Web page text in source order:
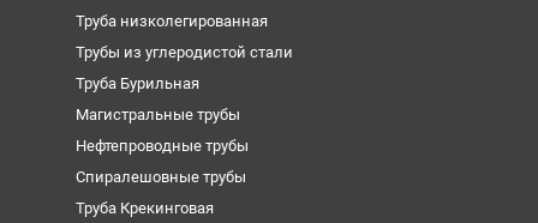
Труба низколегированная
Трубы из углеродистой стали
Труба Бурильная
Магистральные трубы
Нефтепроводные трубы
Спиралешовные трубы
Труба Крекинговая